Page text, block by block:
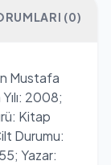
(0)
Mustafa
2008;
Kitap
Durumu:
Yazar: